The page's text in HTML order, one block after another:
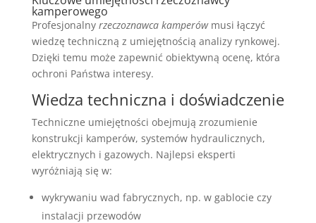
kamperowego
Profesjonalny rzeczoznawca kamperówmusi łączyć
wiedzę techniczną z umiejętnością analizy rynkowej.
Dzięki temu może zapewnić obiektywną ocenę, która
ochroni Państwa interesy.
Wiedza techniczna i doświadczenie
Techniczne umiejętności obejmują zrozumienie
konstrukcji kamperów, systemów hydraulicznych,
elektrycznych i gazowych. Najlepsi eksperti
wyróżniają się w:
wykrywaniu wad fabrycznych, np. w gablocie czy
instalacji przewodów